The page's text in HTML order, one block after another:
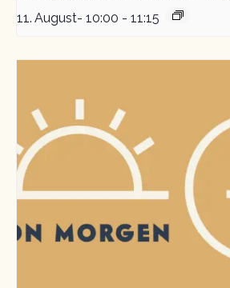
11. August- 10:00 - 11:15